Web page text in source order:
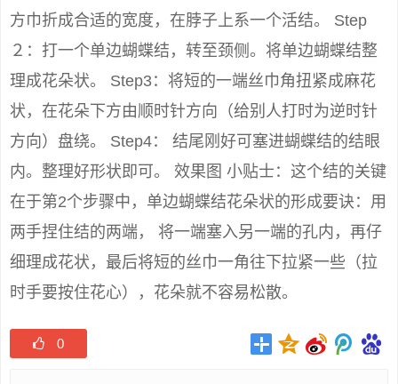
方巾折成合适的宽度，在脖子上系一个活结。 Step
２：打一个单边蝴蝶结，转至颈侧。将单边蝴蝶结整
理成花朵状。 Step3：将短的一端丝巾角扭紧成麻花
状，在花朵下方由顺时针方向（给别人打时为逆时针
方向）盘绕。 Step4： 结尾刚好可塞进蝴蝶结的结眼
内。整理好形状即可。 效果图 小贴士：这个结的关键
在于第2个步骤中，单边蝴蝶结花朵状的形成要诀：用
两手捏住结的两端， 将一端塞入另一端的孔内，再仔
细理成花状，最后将短的丝巾一角往下拉紧一些（拉
时手要按住花心），花朵就不容易松散。
0